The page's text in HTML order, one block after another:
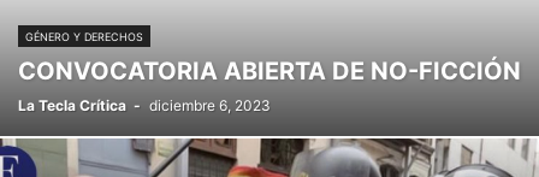
GÉNERO Y DERECHOS
CONVOCATORIA ABIERTA DE NO-FICCIÓN
La Tecla Crítica - diciembre 6, 2023